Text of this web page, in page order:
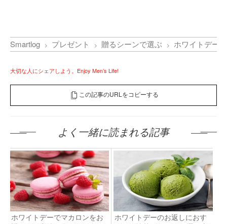
Smartlog プレゼント 贈るシーンで選ぶ ホワイトデー
大切な人にシェアしよう。Enjoy Men’s Life!
この記事のURLをコピーする
よく一緒に読まれる記事
ホワイトデーでマカロンをお
ホワイトデーのお返しにおす